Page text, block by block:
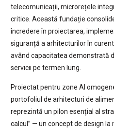
telecomunicații, microrețele
critice. Această fundație
încredere în proiectarea,
siguranță a arhitecturilor în
având capacitatea demonstrată
servicii pe termen lung.
Proiectat pentru zone AI
portofoliul de arhitecturi de
reprezintă un pilon esențial al
calcul” — un concept de design